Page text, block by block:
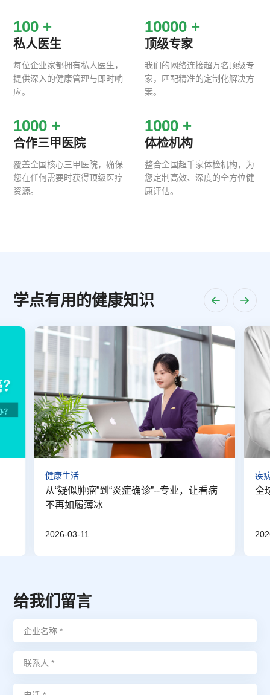
100 +
私人医生
每位企业家都拥有私人医生，
提供深入的健康管理与即时响
应。
10000 +
顶级专家
我们的网络连接超万名顶级专
家，匹配精准的定制化解决方
案。
1000 +
合作三甲医院
覆盖全国核心三甲医院，确保
您在任何需要时获得顶级医疗
资源。
1000 +
体检机构
整合全国超千家体检机构，为
您定制高效、深度的全方位健
康评估。
学点有用的健康知识
健康生活
从“疑似肿瘤”到“炎症确诊”--专业，让看病
不再如履薄冰
2026-03-11
疾
全
给我们留言